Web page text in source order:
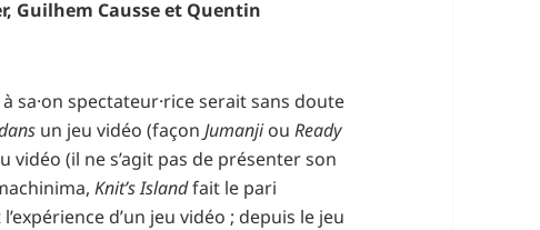
Guilhem Causse et Quentin
à sa·on spectateur·rice serait sans doute
un jeu vidéo (façonJumanjiouReady
vidéo (il ne s’agit pas de présenter son
Knit’s Islandfait le pari
d’un jeu vidéo ; depuis le jeu